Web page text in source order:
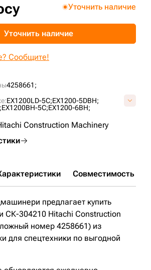
4258661;
EX1200LD-5C;EX1200-5DBH;
EX1200BH-5C;EX1200-6BH;
Construction Machinery
Уточнить наличие
Уточнить наличие
Сообщите!
Совместимость
предлагает купить
СК-304210 Hitachi Construction
номер 4258661) из
для спецтехники по выгодной